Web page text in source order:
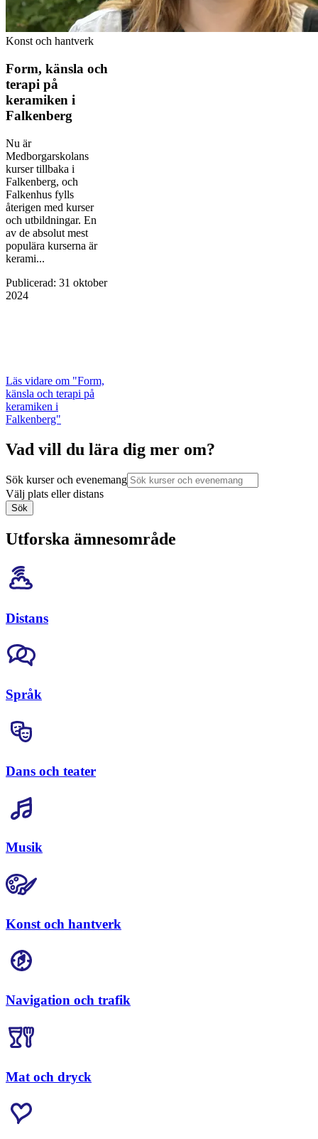
Konst och hantverk
Form, känsla och
terapi på
keramiken i
Falkenberg
Nu är
Medborgarskolans
kurser tillbaka i
Falkenberg, och
Falkenhus fylls
återigen med kurser
och utbildningar. En
av de absolut mest
populära kurserna är
kerami...
Publicerad: 31 oktober
2024
Läs vidare om "Form,
känsla och terapi på
keramiken i
Falkenberg"
Vad vill du lära dig mer om?
Sök kurser och evenemang
Välj plats eller distans
Sök
Utforska ämnesområde
Distans
Språk
Dans och teater
Musik
Konst och hantverk
Navigation och trafik
Mat och dryck